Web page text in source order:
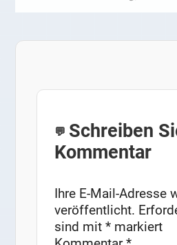
Schreiben
Kommentar
Ihre E-Mail-Adresse
veröffentlicht.
sind mit* markiert